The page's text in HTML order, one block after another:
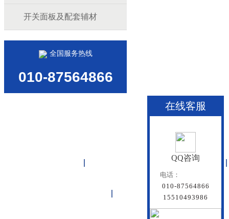
开关面板及配套辅材
全国服务热线
010-87564866
联塑管道
在线客服
QQ咨询
电话：
010-87564866
15510493986